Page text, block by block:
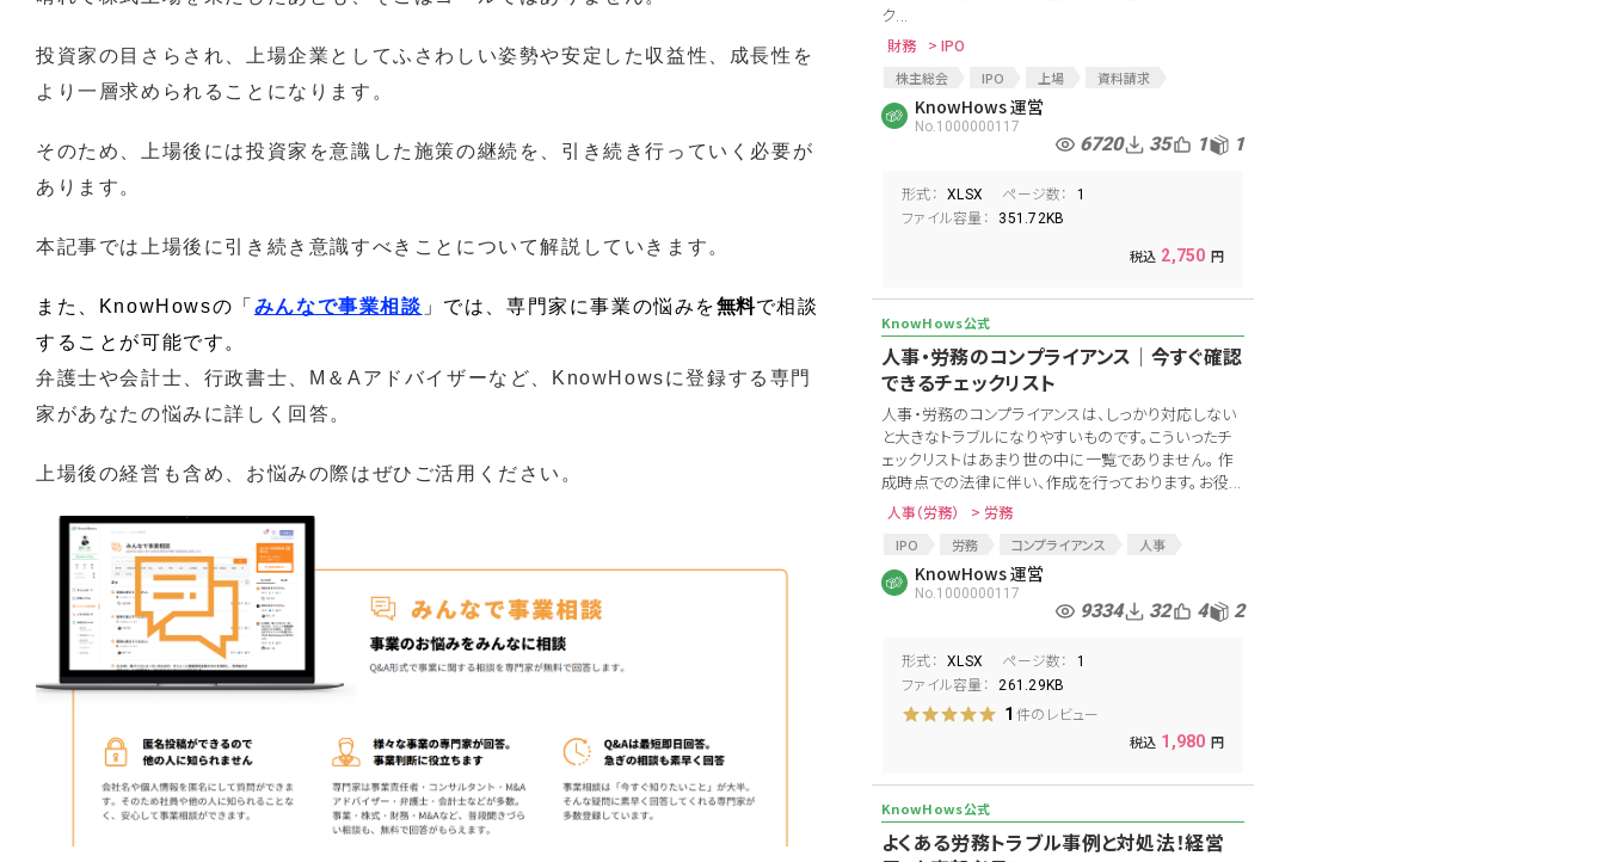
投資家の目さらされ、上場企業としてふさわしい姿勢や安定した収益性、成長性を
より一層求められることになります。
そのため、上場後には投資家を意識した施策の継続を、引き続き行っていく必要が
あります。
本記事では上場後に引き続き意識すべきことについて解説していきます。
また、KnowHowsの「 みんなで事業相談 」では、専門家に事業の悩みを無料で相談
することが可能です。
弁護士や会計士、行政書士、M＆Aアドバイザーなど、KnowHowsに登録する専門
家があなたの悩みに詳しく回答。
上場後の経営も含め、お悩みの際はぜひご活用ください。
ク...
財務 > IPO
株主総会 IPO 上場
資料請求
上場適格
反社会的勢力の排除
経営管理
予算統制
労務
経理
KnowHows 運営
No.1000000117
6720 35 1 1
形式： XLSX ページ数： 1
ファイル容量： 351.72KB
2,750
人事・労務のコンプライアンス│今すぐ確認
できるチェックリスト
人事・労務のコンプライアンスは、しっかり対応しない
と大きなトラブルになりやすいものです。こういったチ
ェックリストはあまり世の中に一覧でありません。 作
成時点での法律に伴い、作成を行っております。お役...
人事（労務） > 労務
IPO 労務 コンプライアンス
人事
リスク
労務管理
IPOチェックリスト
経営リスク
KnowHows 運営
No.1000000117
9334 32 4 2
形式： XLSX ページ数： 1
ファイル容量： 261.29KB
1 件のレビュー
1,980
よくある労務トラブル事例と対処法！経営